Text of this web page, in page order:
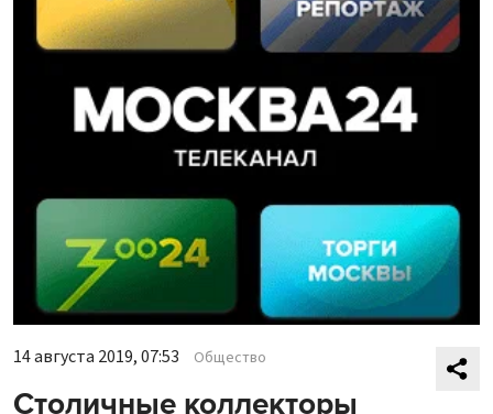
14 августа 2019, 07:53 Общество
Столичные коллекторы